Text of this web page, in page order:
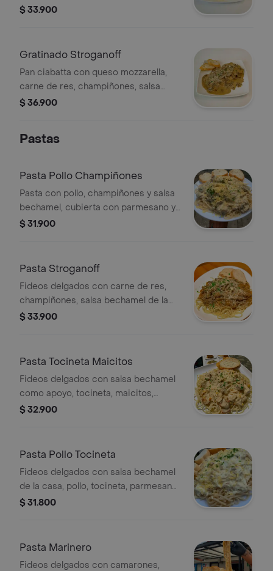
parmesano y perejil.
$ 33.900
Gratinado Stroganoff
Pan ciabatta con queso mozzarella,
carne de res, champiñones, salsa
bechamel de la casa, parmesano y
$ 36.900
Pastas
Pasta Pollo Champiñones
Pasta con pollo, champiñones y salsa
bechamel, cubierta con parmesano y
perejil. Incluye pan.
$ 31.900
Pasta Stroganoff
Fideos delgados con carne de res,
champiñones, salsa bechamel de la
casa, parmesano y perejil.
$ 33.900
Pasta Tocineta Maicitos
Fideos delgados con salsa bechamel
como apoyo, tocineta, maicitos,
parmesano y perejil.
$ 32.900
Pasta Pollo Tocineta
Fideos delgados con salsa bechamel
de la casa, pollo, tocineta, parmesano
y perejil.
$ 31.800
Pasta Marinero
Fideos delgados con camarones,